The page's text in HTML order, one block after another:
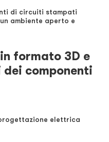
di circuiti stampati
ambiente aperto e
formato 3D e
componenti
elettrica